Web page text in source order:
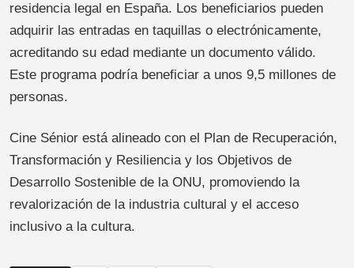
residencia legal en España. Los beneficiarios pueden
adquirir las entradas en taquillas o electrónicamente,
acreditando su edad mediante un documento válido.
Este programa podría beneficiar a unos 9,5 millones de
personas.
Cine Sénior está alineado con el Plan de Recuperación,
Transformación y Resiliencia y los Objetivos de
Desarrollo Sostenible de la ONU, promoviendo la
revalorización de la industria cultural y el acceso
inclusivo a la cultura.